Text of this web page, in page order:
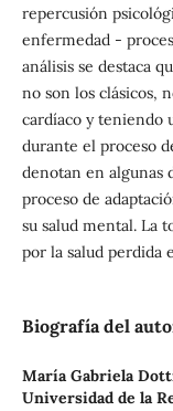
repercusión
enfermedad -
análisis se destaca
no son los clásicos,
cardíaco y teniendo
durante el proceso
denotan en algunas
proceso de
su salud mental. La
por la salud perdida
Biografía del
María Gabriela
Universidad de la